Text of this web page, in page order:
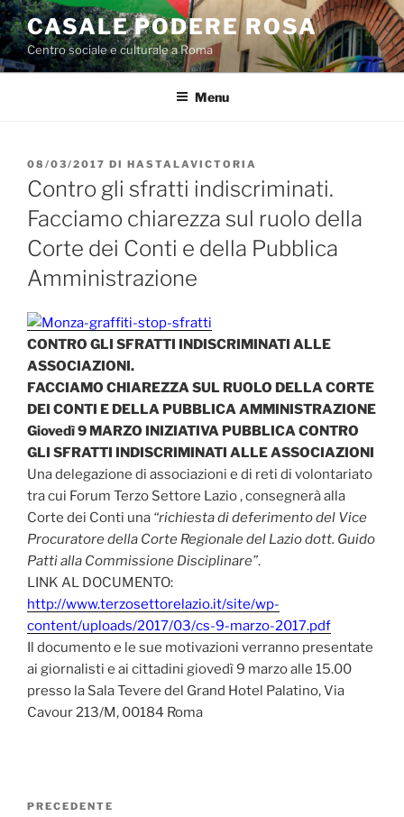
Salta
al
contenuto
CASALE PODERE ROSA
Centro sociale e culturale a Roma
Menu
PUBBLICATO
IL
08/03/2017 DI HASTALAVICTORIA
Contro gli sfratti indiscriminati.
Facciamo chiarezza sul ruolo della
Corte dei Conti e della Pubblica
Amministrazione
CONTRO GLI SFRATTI INDISCRIMINATI ALLE
ASSOCIAZIONI.
FACCIAMO CHIAREZZA SUL RUOLO DELLA CORTE
DEI CONTI E DELLA PUBBLICA AMMINISTRAZIONE
Giovedì 9 MARZO INIZIATIVA PUBBLICA CONTRO
GLI SFRATTI INDISCRIMINATI ALLE ASSOCIAZIONI
Una delegazione di associazioni e di reti di volontariato
tra cui Forum Terzo Settore Lazio , consegnerà alla
Corte dei Conti una “richiesta di deferimento del Vice
Procuratore della Corte Regionale del Lazio dott. Guido
Patti alla Commissione Disciplinare”.
LINK AL DOCUMENTO:
http://www.terzosettorelazio.it/site/wp-
content/uploads/2017/03/cs-9-marzo-2017.pdf
​Il documento e le sue motivazioni verranno presentate
ai giornalisti e ai cittadini giovedì 9 marzo alle 15.00
presso la Sala Tevere del Grand Hotel Palatino, Via
Cavour 213/M, 00184 Roma
Articolo
PRECEDENTE